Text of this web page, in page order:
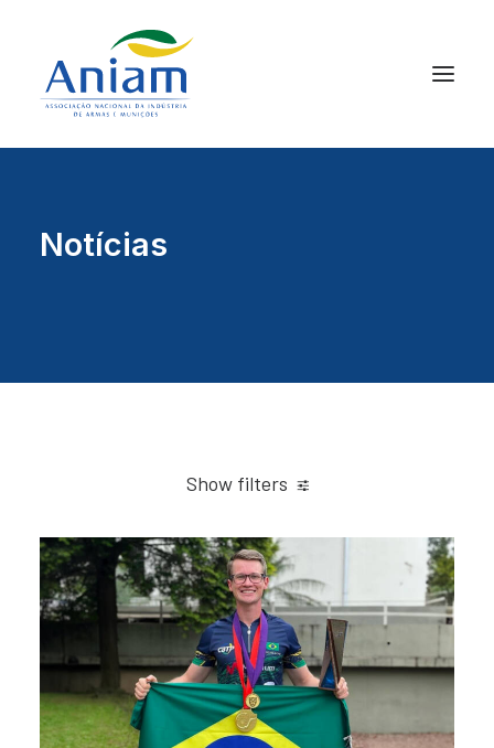
Notícias
Show filters